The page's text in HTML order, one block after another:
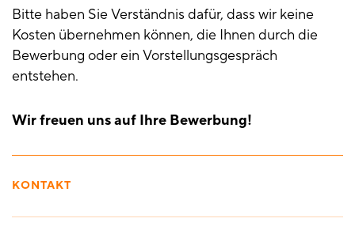
Bitte haben Sie Verständnis dafür, dass wir keine
Kosten übernehmen können, die Ihnen durch die
Bewerbung oder ein Vorstellungsgespräch
entstehen.
Wir freuen uns auf Ihre Bewerbung!
KONTAKT